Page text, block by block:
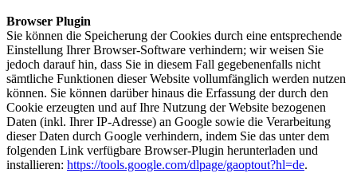
Browser Plugin
Sie können die Speicherung der Cookies durch eine entsprechende
Einstellung Ihrer Browser-Software verhindern; wir weisen Sie
jedoch darauf hin, dass Sie in diesem Fall gegebenenfalls nicht
sämtliche Funktionen dieser Website vollumfänglich werden nutzen
können. Sie können darüber hinaus die Erfassung der durch den
Cookie erzeugten und auf Ihre Nutzung der Website bezogenen
Daten (inkl. Ihrer IP-Adresse) an Google sowie die Verarbeitung
dieser Daten durch Google verhindern, indem Sie das unter dem
folgenden Link verfügbare Browser-Plugin herunterladen und
installieren: https://tools.google.com/dlpage/gaoptout?hl=de.